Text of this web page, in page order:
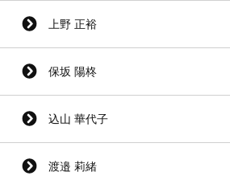
上野 正裕
保坂 陽柊
込山 華代子
渡邉 莉緒